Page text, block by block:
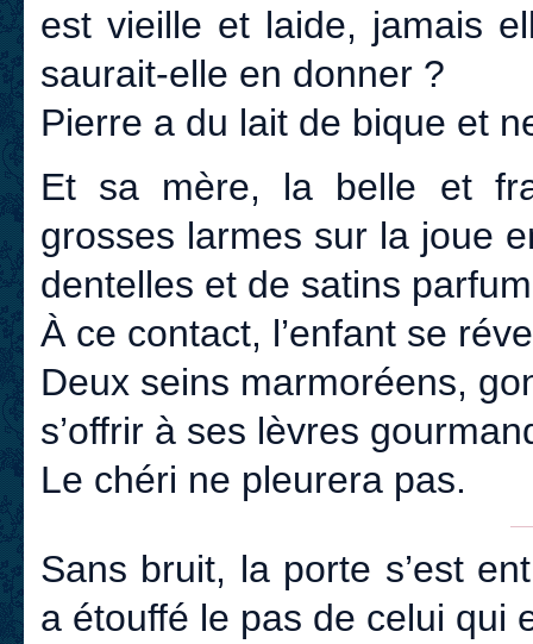
est vieille et laide, jamais
saurait-elle en donner ?
Pierre a du lait de bique et
Et sa mère, la belle et
grosses larmes sur la joue
dentelles et de satins
À ce contact, l’enfant se
Deux seins marmoréens,
s’offrir à ses lèvres
Le chéri ne pleurera pas.
Sans bruit, la porte s’est
a étouffé le pas de celui qui